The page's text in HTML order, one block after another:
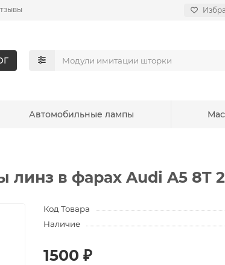
Автомобильные лампы
в фарах Audi A5 8T
Код Товара
Наличие
1500 ₽